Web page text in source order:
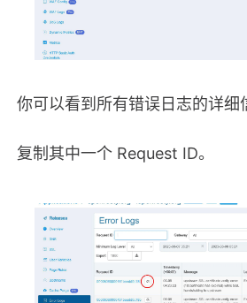
你可以看到所有错误日志的详细
复制其中一个 Request ID。